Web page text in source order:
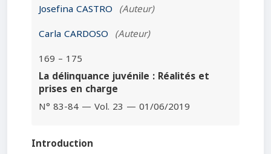
Josefina CASTRO (Auteur)
Carla CARDOSO (Auteur)
169 – 175
La délinquance juvénile : Réalités et
prises en charge
N° 83-84 — Vol. 23 — 01/06/2019
Introduction